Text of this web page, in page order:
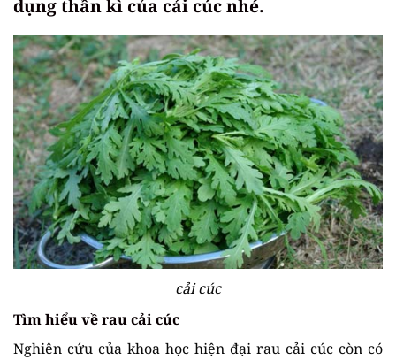
dụng thần kì của cải cúc nhé.
cải cúc
Tìm hiểu về rau cải cúc
Nghiên cứu của khoa học hiện đại rau cải cúc còn có